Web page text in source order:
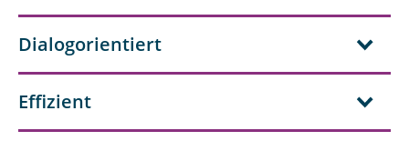
Dialogorientiert
Effizient